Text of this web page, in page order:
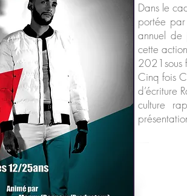
Dans le
portée
annuel
cette
2021sous
Cinq fois
d’écriture
culture